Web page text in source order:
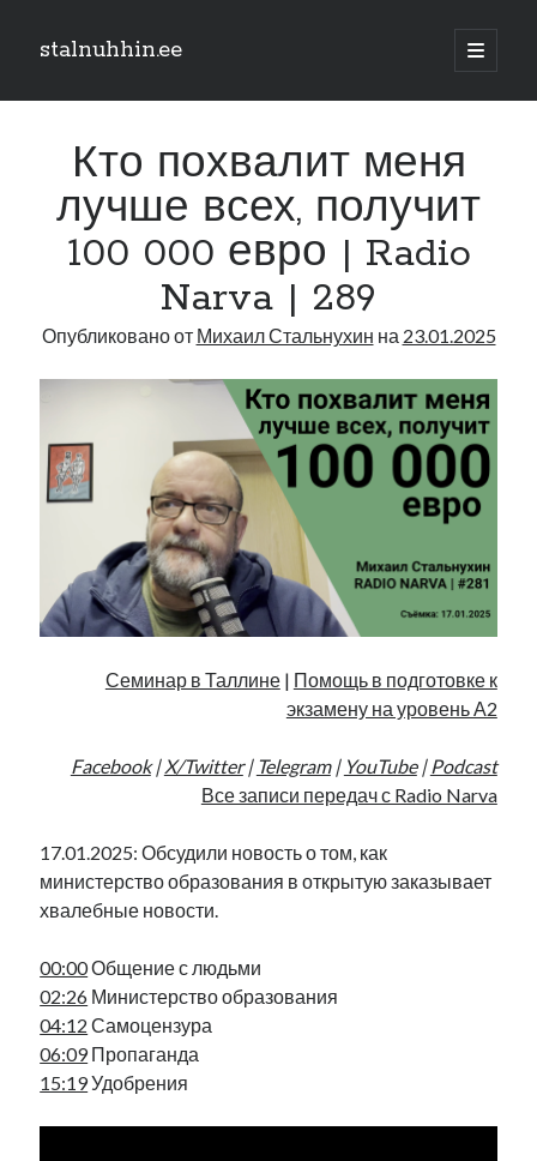
stalnuhhin.ee
отрыть
Боковая
панель
Рубрики
Интервью
Книга
Нарва и северо-восток
Обзор прессы
Образование
Парламент и правительство
Фотографии
Экономика
Эстония и Россия
Юмор
radio narva takinada андрус ансип
ансиппиада безработица видео
в поисках здравого смысла выборы
высказывание
евросоюз интервью
катри райк кая каллас
нацменьшинства образование обучение эстонскому
памятники
подкаст потеряны данные
рийгикогу
русскоязычное образование сми ссср стенограмма
Кто похвалит меня
лучше всех, получит
100 000 евро | Radio
Narva | 289
Опубликовано от Михаил Стальнухин на 23.01.2025
Семинар в Таллине| Помощь в подготовке к
экзамену на уровень А2
Facebook| X/Twitter| Telegram| YouTube| Podcast
Все записи передач с Radio Narva
17.01.2025: Обсудили новость о том, как
министерство образования в открытую заказывает
хвалебные новости.
00:00Общение с людьми
02:26 Министерство образования
04:12 Самоцензура
06:09Пропаганда
15:19Удобрения